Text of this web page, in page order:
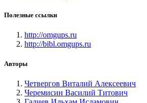
Полезные ссылки
http://omgups.ru
http://bibl.omgups.ru
Авторы
Четвергов Виталий Алексеевич
Черемисин Василий Титович